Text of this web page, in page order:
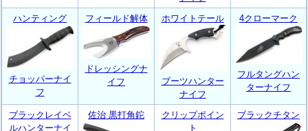
ハンティング
チョッパーナイ
フ
フィールド解体
ドレッシングナ
イフ
ホワイトテール
ブーツハンター
ナイフ
4クローマーク
フルタングハン
ターナイフ
ブラックレイベ
ルハンターナイ
佐治 黒打角鉈
クリップポイン
ト
ブラックチタン